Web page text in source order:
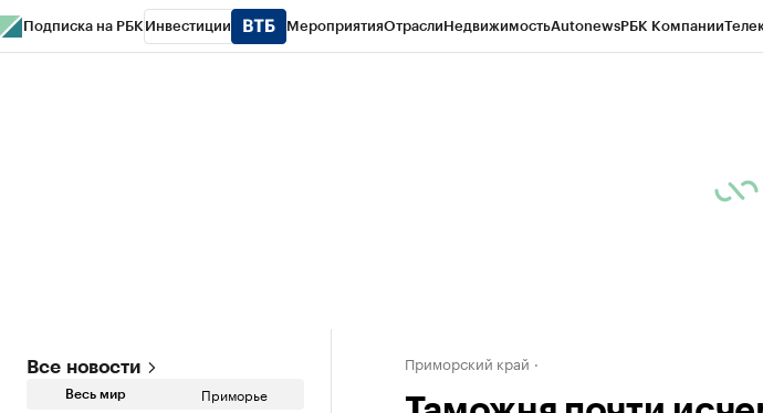
Подписка на РБК Инвестиции МероприятияОтраслиНедвижимостьAutonewsРБК Компании
Все новости
Весь мир Приморье
Приморский край